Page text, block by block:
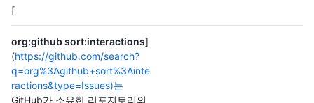
[
org:github sort:interactions]
(https://github.com/search?
q=org%3Agithub+sort%3Ainte
ractions&type=Issues)는
GitHub가 소유한 리포지토리의